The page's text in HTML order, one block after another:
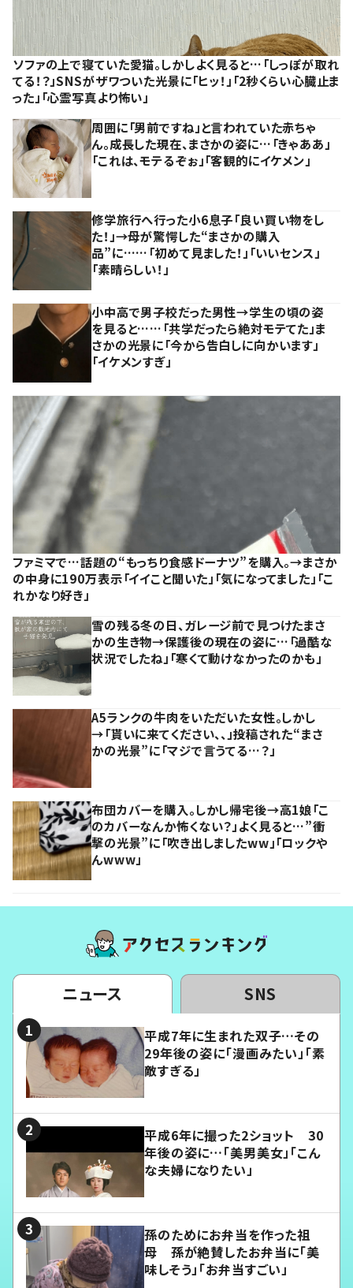
ソファの上で寝ていた愛猫。しかしよく見ると…「しっぽが取れ
てる！？」SNSがザワついた光景に「ヒッ！」「2秒くらい心臓止ま
った」「心霊写真より怖い」
周囲に「男前ですね」と言われていた赤ちゃ
ん。成長した現在、まさかの姿に…「きゃああ」
「これは、モテるぞぉ」「客観的にイケメン」
修学旅行へ行った小6息子「良い買い物をし
た！」→母が驚愕した“まさかの購入
品”に……「初めて見ました！」「いいセンス」
「素晴らしい！」
小中高で男子校だった男性→学生の頃の姿
を見ると……「共学だったら絶対モテてた」ま
さかの光景に「今から告白しに向かいます」
「イケメンすぎ」
ファミマで…話題の“もっちり食感ドーナツ”を購入。→まさか
の中身に190万表示「イイこと聞いた」「気になってました」「こ
れかなり好き」
雪の残る冬の日、ガレージ前で見つけたまさ
かの生き物→保護後の現在の姿に…「過酷な
状況でしたね」「寒くて動けなかったのかも」
A5ランクの牛肉をいただいた女性。しかし
→「貰いに来てください、、」投稿された“まさ
かの光景”に「マジで言うてる…？」
布団カバーを購入。しかし帰宅後→高1娘「こ
のカバーなんか怖くない？」よく見ると…”衝
撃の光景”に「吹き出しましたww」「ロックや
んwww」
ニュース SNS
平成7年に生まれた双子…その
29年後の姿に「漫画みたい」「素
敵すぎる」
平成6年に撮った2ショット 30
年後の姿に…「美男美女」「こん
な夫婦になりたい」
孫のためにお弁当を作った祖
母 孫が絶賛したお弁当に「美
味しそう」「お弁当すごい」